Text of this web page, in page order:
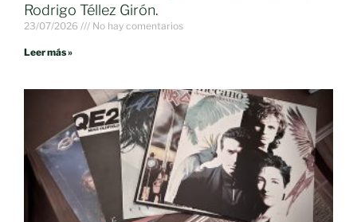
Rodrigo Téllez Girón.
23/07/2026 No hay comentarios
Leer más »